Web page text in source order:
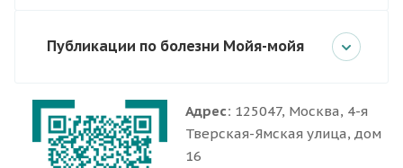
Публикации по болезни Мойя-мойя
Адрес: 125047, Москва, 4-я
Тверская-Ямская улица, дом
16